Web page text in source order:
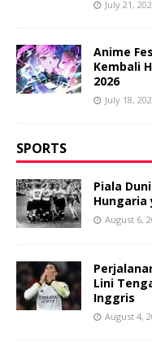
July 21,
Anime
Kembali
2026
July 18,
SPORTS
Piala
Hungaria
August 6,
Lini
Inggris
August 4,